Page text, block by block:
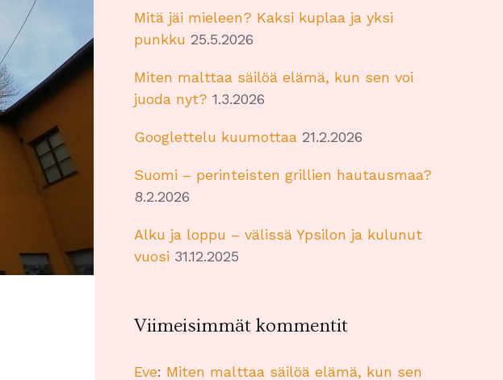
Mitä jäi mieleen? Kaksi kuplaa ja yksi
punkku 25.5.2026
Miten malttaa säilöä elämä, kun sen voi
juoda nyt? 1.3.2026
Googlettelu kuumottaa 21.2.2026
Suomi – perinteisten grillien hautausmaa?
8.2.2026
Alku ja loppu – välissä Ypsilon ja kulunut
vuosi 31.12.2025
Viimeisimmät kommentit
Eve: Miten malttaa säilöä elämä, kun sen